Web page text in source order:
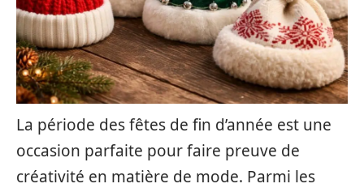
La période des fêtes de fin d’année est une
occasion parfaite pour faire preuve de
créativité en matière de mode. Parmi les